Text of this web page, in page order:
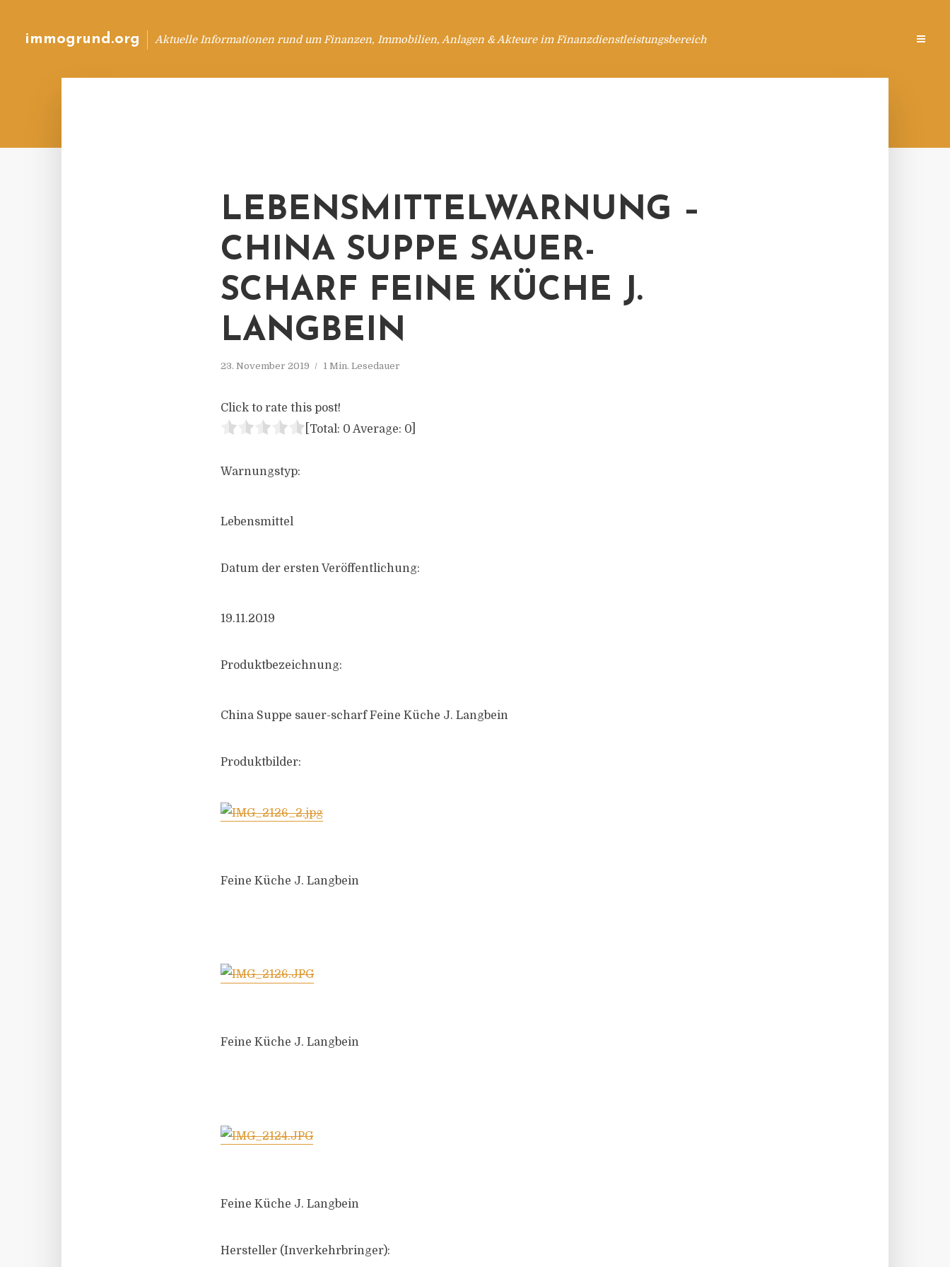
immogrund.org Aktuelle Informationen rund um Finanzen, Immobilien, Anlagen & Akteure im Finanzdienstleistungsbereich
LEBENSMITTELWARNUNG –
CHINA SUPPE SAUER-
SCHARF FEINE KÜCHE J.
LANGBEIN
23. November 2019 1 Min. Lesedauer
Click to rate this post!
[Total: 0 Average: 0
Warnungstyp:
Lebensmittel
Datum der ersten Veröffentlichung:
19.11.2019
Produktbezeichnung:
China Suppe sauer-scharf Feine Küche J. Langbein
Produktbilder:
Feine Küche J. Langbein
Feine Küche J. Langbein
Feine Küche J. Langbein
Hersteller (Inverkehrbringer):